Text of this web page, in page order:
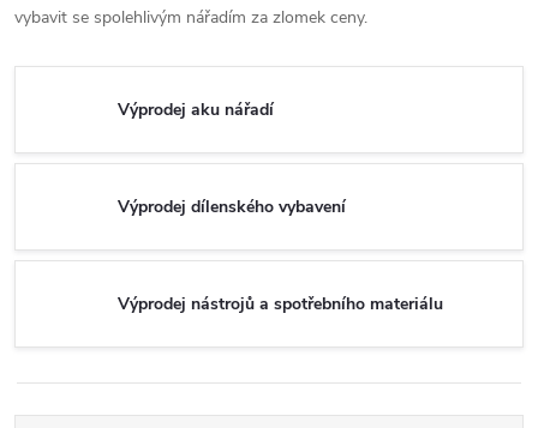
vybavit se spolehlivým nářadím za zlomek ceny.
Výprodej aku nářadí
Výprodej dílenského vybavení
Výprodej nástrojů a spotřebního materiálu